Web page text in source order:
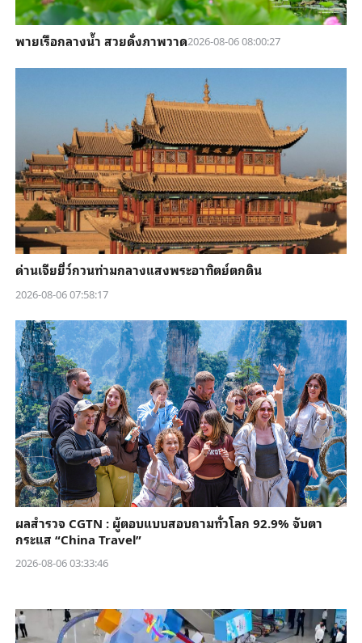
พายเรือกลางน้ำ สวยดั่งภาพวาด2026-08-06 08:00:27
ด่านเจียยี่ว์กวนท่ามกลางแสงพระอาทิตย์ตกดิน
2026-08-06 07:58:17
ผลสำรวจ CGTN : ผู้ตอบแบบสอบถามทั่วโลก 92.9% จับตา
กระแส “China Travel”
2026-08-06 03:33:46